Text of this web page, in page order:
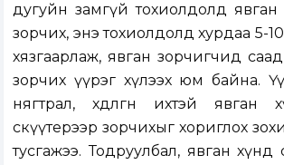
дугуйн замгүй тохиолдолд
зорчих, энэ тохиолдолд хурдаа 5-
хязгаарлаж, явган зорчигчид
зорчих үүрэг хүлээх юм байна.
нягтрал, хөдөлгөөн ихтэй явган
скүүтерээр зорчихыг хориглох
тусгажээ. Тодруулбал, явган хүнд